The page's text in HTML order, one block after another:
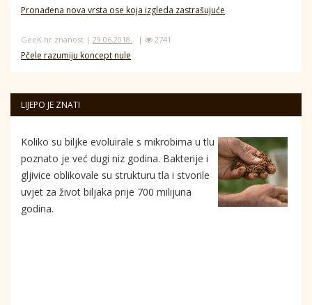
Pronađena nova vrsta ose koja izgleda zastrašujuće
GeeK.hr znanost | 29.06.2018. | 2741
Pčele razumiju koncept nule
LIJEPO JE ZNATI
Koliko su biljke evoluirale s mikrobima u tlu
poznato je već dugi niz godina. Bakterije i
gljivice oblikovale su strukturu tla i stvorile
uvjet za život biljaka prije 700 milijuna
godina.